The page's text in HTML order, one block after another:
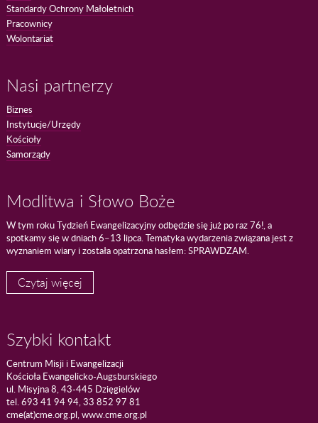
Standardy Ochrony Małoletnich
Pracownicy
Wolontariat
Nasi partnerzy
Biznes
Instytucje/Urzędy
Kościoły
Samorządy
Modlitwa i Słowo Boże
W tym roku Tydzień Ewangelizacyjny odbędzie się już po raz 76!, a
spotkamy się w dniach 6–13 lipca. Tematyka wydarzenia związana jest z
wyznaniem wiary i została opatrzona hasłem: SPRAWDZAM.
Czytaj więcej
Szybki kontakt
Centrum Misji i Ewangelizacji
Kościoła Ewangelicko-Augsburskiego
ul. Misyjna 8, 43-445 Dzięgielów
tel. 693 41 94 94, 33 852 97 81
cme(at)cme.org.pl, www.cme.org.pl